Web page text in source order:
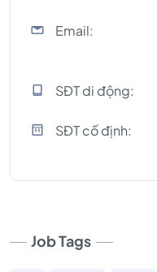
Email:
SĐT di động:
SĐT cố định:
Job Tags